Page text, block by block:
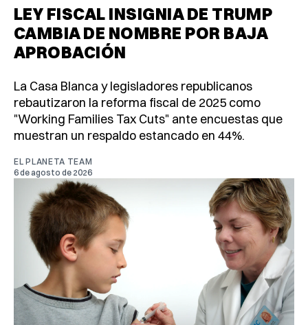
LEY FISCAL INSIGNIA DE TRUMP
CAMBIA DE NOMBRE POR BAJA
APROBACIÓN
La Casa Blanca y legisladores republicanos
rebautizaron la reforma fiscal de 2025 como
"Working Families Tax Cuts" ante encuestas que
muestran un respaldo estancado en 44%.
EL PLANETA TEAM
6 de agosto de 2026